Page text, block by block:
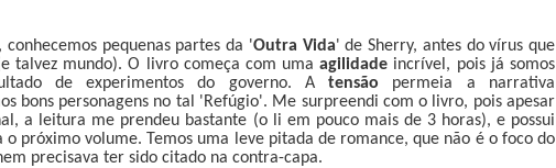
pequenas partes da 'Outra Vida' de Sherry, antes do vírus que
talvez mundo). O livro começa com umaagilidade incrível, pois já somos
de experimentos do governo. Atensão permeia a narrativa
bons personagens no tal 'Refúgio'. Me surpreendi com o livro, pois apesar
a leitura me prendeu bastante (o li em pouco mais de 3 horas), e possui
o próximo volume. Temos uma leve pitada de romance, que não é o foco do
precisava ter sido citado na contra-capa.